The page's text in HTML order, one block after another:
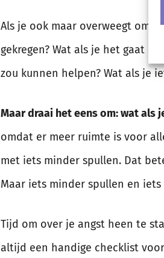
Als je ook maar overweegt om
gekregen? Wat als je het gaat
zou kunnen helpen? Wat als je
Maar draai het eens om: wat als
omdat er meer ruimte is voor
met iets minder spullen. Dat
Maar iets minder spullen en
Tijd om over je angst heen te
altijd een handige checklist